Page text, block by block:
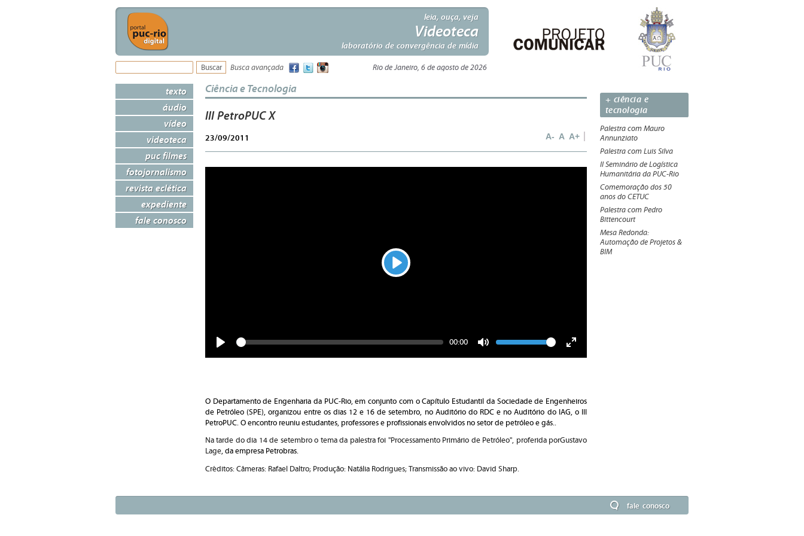
leia, ouça, veja
Videoteca
laboratório de convergência de mídia
Busca avançada Rio de Janeiro, 6 de agosto de 2026
texto
áudio
vídeo
videoteca
puc filmes
fotojornalismo
revista eclética
expediente
fale conosco
Ciência e Tecnologia
III PetroPUC X
23/09/2011 A- A A+
Play
Seek
Current
00:00
Volume
O Departamento de Engenharia da PUC-Rio, em conjunto com o Capítulo Estudantil da Sociedade de Engenheiros
de Petróleo (SPE), organizou entre os dias 12 e 16 de setembro, no Auditório do RDC e no Auditório do IAG, o III
PetroPUC. O encontro reuniu estudantes, professores e profissionais envolvidos no setor de petróleo e gás..
Na tarde do dia 14 de setembro o tema da palestra foi "Processamento Primário de Petróleo", proferida porGustavo
Lage, da empresa Petrobras.
Créditos: Câmeras: Rafael Daltro; Produção: Natália Rodrigues; Transmissão ao vivo: David Sharp.
+ ciência e
tecnologia
Palestra com Mauro
Annunziato
Palestra com Luis Silva
II Seminário de Logística
Humanitária da PUC-Rio
Comemoração dos 50
anos do CETUC
Palestra com Pedro
Bittencourt
Mesa Redonda:
Automação de Projetos &
BIM
fale conosco